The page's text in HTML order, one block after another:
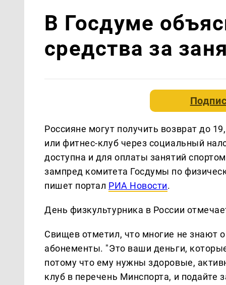
В Госдуме
средства за
Россияне могут получить возврат до
или фитнес-клуб через социальный
доступна и для оплаты занятий
зампред комитета Госдумы по
пишет портал РИА Новости.
День физкультурника в России
Свищев отметил, что многие не знают
абонементы. "Это ваши деньги,
потому что ему нужны здоровые,
клуб в перечень Минспорта, и подайте